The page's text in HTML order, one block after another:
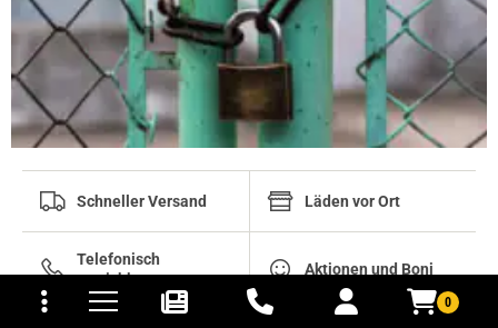
0
und Versandkosten
Schneller Versand Läden vor Ort
Telefonisch
erreichbar
Aktionen und Boni